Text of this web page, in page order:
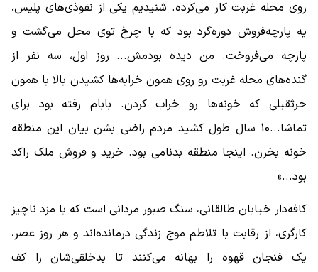
روی محله غربت کار می‌کرده. شنیدیم یکی از نفوذی‌های پلیس،
یه پارچه‌فروش دوره‌گرد بود که با چرخ توی محل می‌گشت و
پارچه می‌فروخت. من دیده بودمش... روز اول، سه نفر از
گنده‌های محله غربت رو روی همون خرابه‌ها کشیدن بالا با همون
جرثقیلی که خونه‌ها رو خراب کردن. بابام رفته بود برای
تماشا...10 سال طول کشید مردم راضی بشن بیان این منطقه
خونه بخرن. اینجا منطقه بدنامی بود. خرید و فروش ملک راکد
بود...»
کافه‌دار خیابان طالقانی، سنگ صبور مردانی است که با مزد ناچیز
کارگری، از رقابت با تلاطم موج زندگی درمانده‌اند و هر روز عصر،
یک فنجان قهوه را بهانه می‌کنند تا بدخلقی‌شان را کف